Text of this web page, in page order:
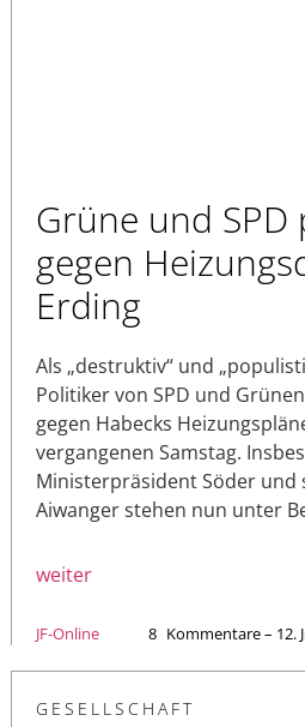
Grüne und SPD
gegen
Erding
Als „destruktiv“ und
Politiker von SPD und
gegen Habecks
vergangenen Samstag.
Ministerpräsident Söder und
Aiwanger stehen nun unter
weiter
JF-Online 8 Kommentare – 12.
GESELLSCHAFT